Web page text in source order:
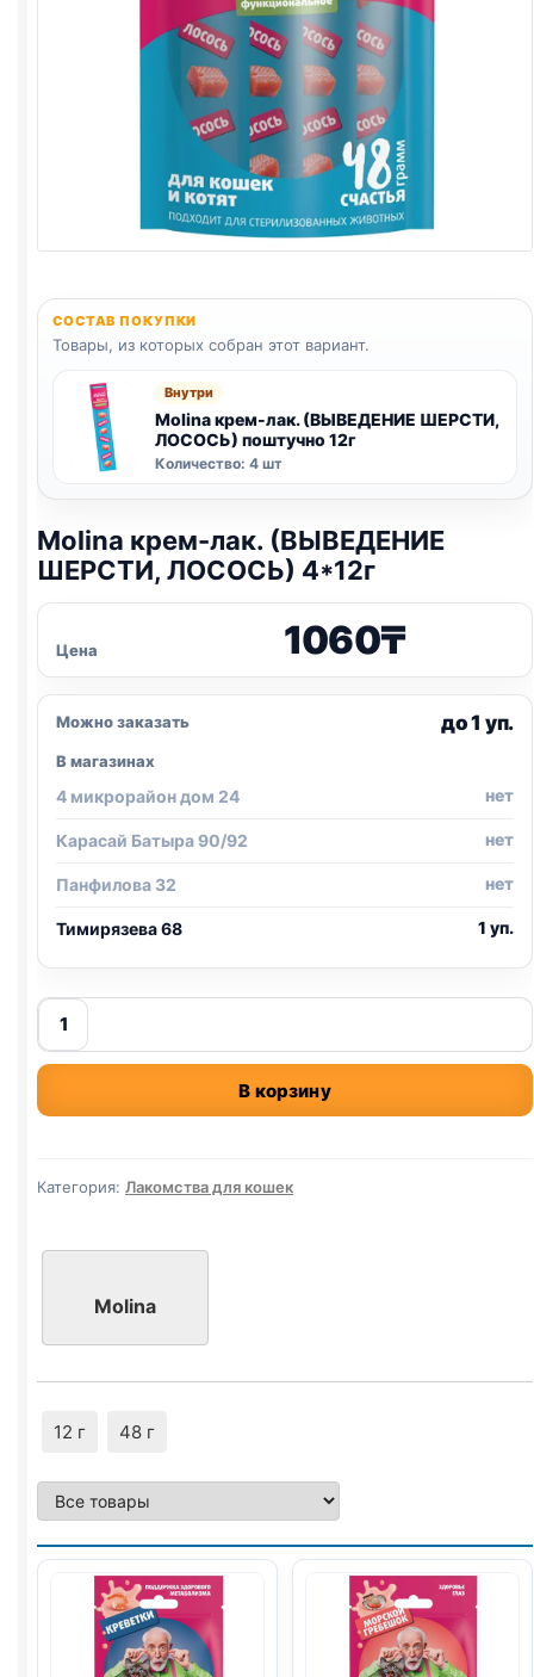
СОСТАВ ПОКУПКИ
Товары, из которых собран этот вариант.
Внутри
Molina крем-лак. (ВЫВЕДЕНИЕ ШЕРСТИ,
ЛОСОСЬ) поштучно 12г
Количество: 4 шт
Molina крем-лак. (ВЫВЕДЕНИЕ
ШЕРСТИ, ЛОСОСЬ) 4*12г
Цена 1060₸
Можно заказать до 1 уп.
В магазинах
4 микрорайон дом 24 нет
Карасай Батыра 90/92 нет
Панфилова 32 нет
Тимирязева 68 1 уп.
Количество
товара
Molina
лак.
ШЕРСТИ,
ЛОСОСЬ)
В корзину
Категория: Лакомства для кошек
Molina
12 г 48 г